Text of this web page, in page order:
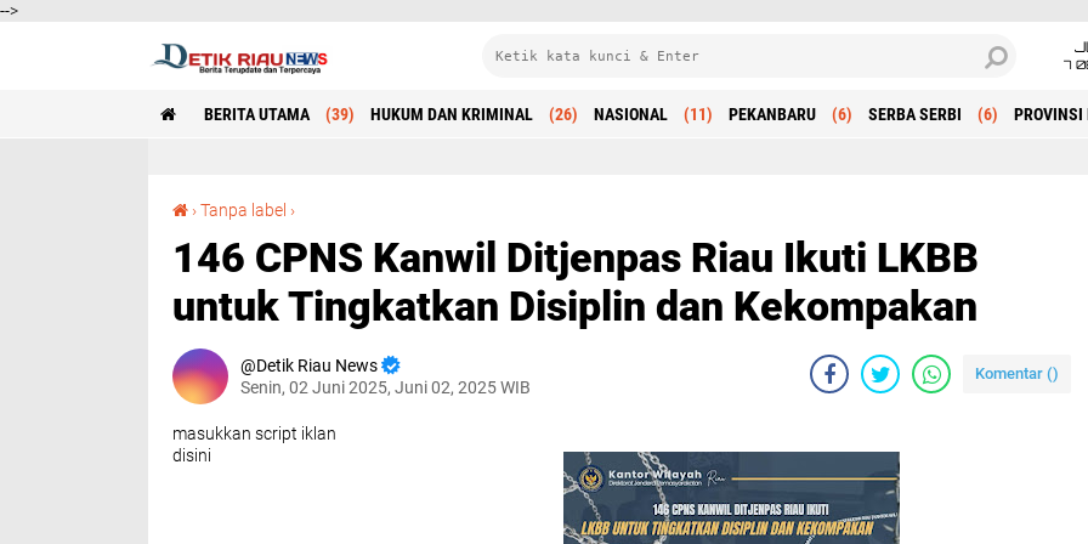
-->
7
BERITA UTAMA (39) HUKUM DAN KRIMINAL (26) NASIONAL (11) PEKANBARU (6) SERBA SERBI (6) PROVINSI
›Tanpa label ›
146 CPNS Kanwil Ditjenpas Riau Ikuti LKBB
untuk Tingkatkan Disiplin dan Kekompakan
Detik Riau News
Senin, 02 Juni 2025, Juni 02, 2025 WIB
Komentar ()
masukkan script iklan
disini